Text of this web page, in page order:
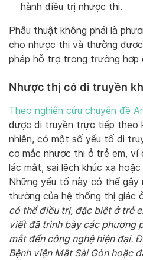
hành điều trị nhược thị.
Phẫu thuật không phải là
cho nhược thị và thường
pháp hỗ trợ trong trường hợp
Nhược thị có di truyền
Theo nghiên cứu chuyên đề
được di truyền trực tiếp theo
nhiên, có một số yếu tố di
cơ mắc nhược thị ở trẻ em, ví
lác mắt, sai lệch khúc xạ
Những yếu tố này có thể
thường của hệ thống thị giác
có thể điều trị, đặc biệt ở trẻ
viết đã trình bày các phương
mắt đến công nghệ hiện đại.
Bệnh viện Mắt Sài Gòn hoặc